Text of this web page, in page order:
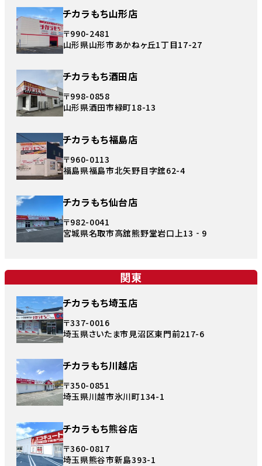
チカラもち山形店
〒990-2481
山形県山形市あかねヶ丘1丁目17-27
チカラもち酒田店
〒998-0858
山形県酒田市緑町18-13
チカラもち福島店
〒960-0113
福島県福島市北矢野目字舘62-4
チカラもち仙台店
〒982-0041
宮城県名取市高舘熊野堂岩口上13‐9
関東
チカラもち埼玉店
〒337-0016
埼玉県さいたま市見沼区東門前217-6
チカラもち川越店
〒350-0851
埼玉県川越市氷川町134-1
チカラもち熊谷店
〒360-0817
埼玉県熊谷市新島393-1